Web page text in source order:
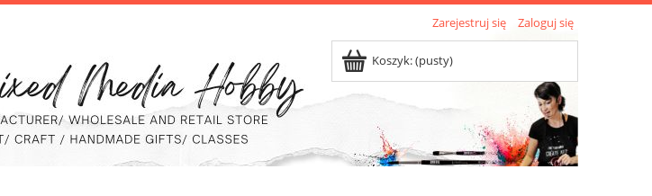
Zarejestruj się Zaloguj się
Koszyk:(pusty)